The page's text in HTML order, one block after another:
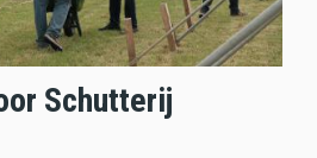
Schutterij